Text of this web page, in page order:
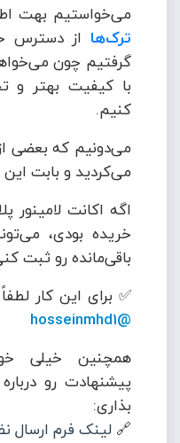
می‌خواستیم بهت
ترک‌ها از دسترس
گرفتیم چون
با کیفیت بهتر و
کنیم.
می‌دونیم که بعضی
می‌کردید و بابت
اگه اکانت لامینور
خریده بودی،
باقی‌مانده رو ثبت
✅ برای این کار
@hosseinmhd1
همچنین خیلی
پیشنهادت رو
بذاری:
🔗 لینک فرم ارسال